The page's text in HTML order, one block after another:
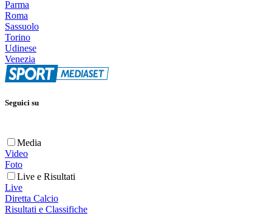
Parma
Roma
Sassuolo
Torino
Udinese
Venezia
Seguici su
Media
Video
Foto
Live e Risultati
Live
Diretta Calcio
Risultati e Classifiche